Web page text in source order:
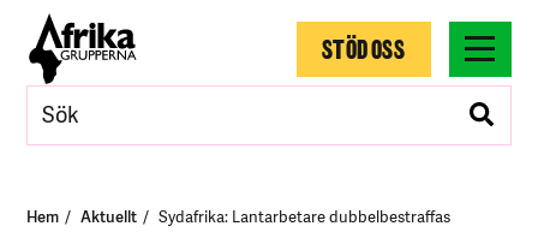
STÖD OSS
Hem Aktuellt Sydafrika: Lantarbetare dubbelbestraffas